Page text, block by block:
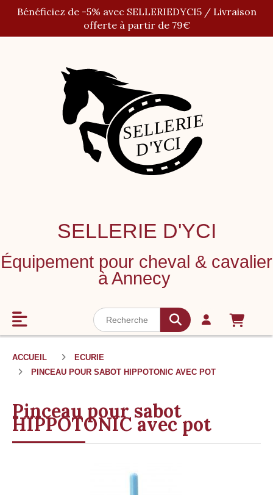
Bénéficiez de -5% avec SELLERIEDYCI5 / Livraison
offerte à partir de 79€
SELLERIE D'YCI
Équipement pour cheval & cavalier
à Annecy
ACCUEIL
ECURIE
PINCEAU POUR SABOT HIPPOTONIC AVEC POT
Pinceau pour sabot
HIPPOTONIC avec pot